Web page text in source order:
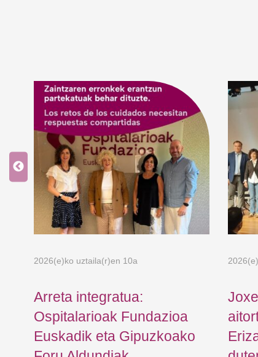
2026(e)ko uztaila(r)en 10a
Arreta integratua:
Ospitalarioak Fundazioa
Euskadik eta Gipuzkoako